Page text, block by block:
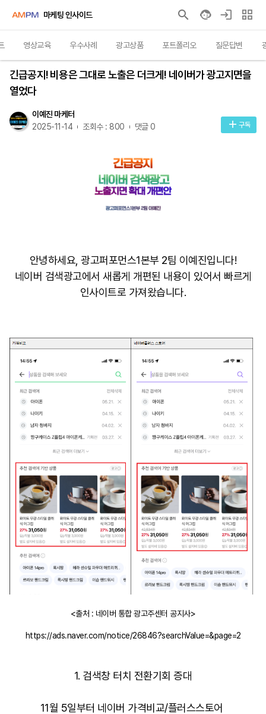
마케팅 인사이드
영상교육 우수사례 광고상품 포트폴리오 질문답변
인사이트
긴급공지! 비용은 그대로 노출은 더크게! 네이버가 광고지면을
열었다
이예진 마케터
2025-11-14
조회수 : 800 댓글 0 구독
안녕하세요, 광고퍼포먼스1본부 2팀 이예진입니다!
네이버 검색광고에서 새롭게 개편된 내용이 있어서 빠르게
인사이트로 가져왔습니다.
<출처 : 네이버 통합 광고주센터 공지사>
https://ads.naver.com/notice/26846?searchValue=&page=2
1. 검색창 터치 전환기회 증대
11월 5일부터 네이버 가격비교/플러스스토어